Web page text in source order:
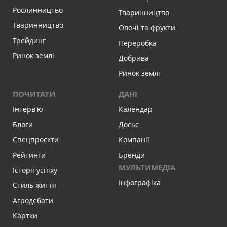
Рослинництво
Тваринництво
Трейдинг
Ринок землі
Тваринництво
Овочі та фрукти
Переробка
Добрива
Ринок землі
ПОЧИТАТИ
Інтервʼю
Блоги
Спецпроєкти
Рейтинги
Історії успіху
Стиль життя
Агродебати
Картки
ДАНІ
Календар
Досьє
Компанії
Бренди
МУЛЬТИМЕДІА
Інфографіка